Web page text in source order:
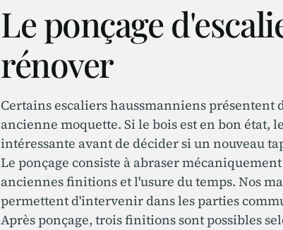
Le ponçage
rénover
Certains escaliers haussmanniens présentent
ancienne moquette. Si le bois est en bon
intéressante avant de décider si un nouveau
Le ponçage consiste à abraser
anciennes finitions et l'usure du temps. Nos
permettent d'intervenir dans les parties
Après ponçage, trois finitions sont possibles